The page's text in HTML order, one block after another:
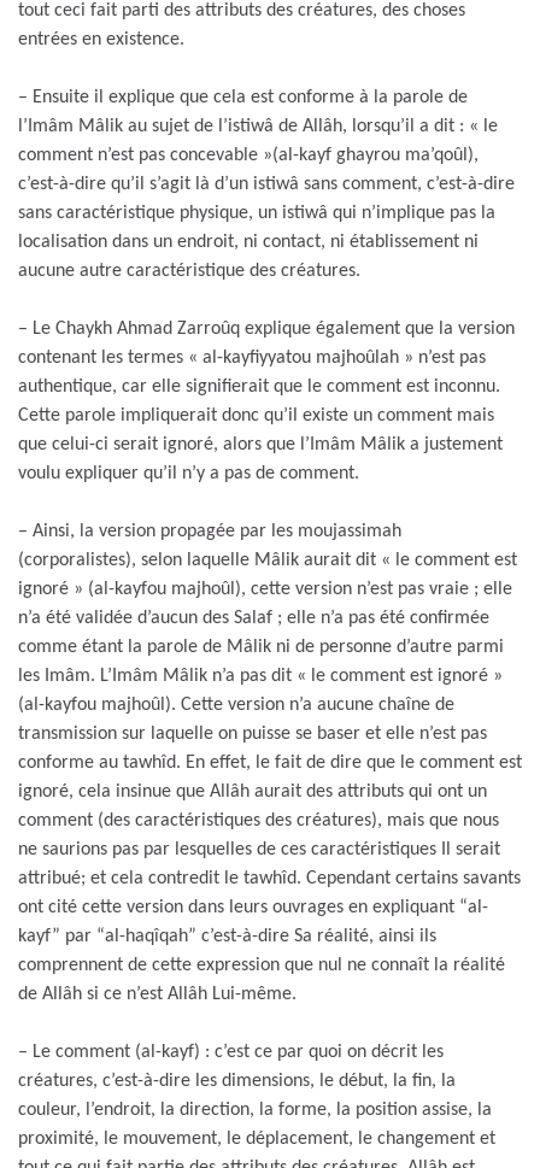
tout ceci fait parti des attributs des créatures, des choses
entrées en existence.
– Ensuite il explique que cela est conforme à la parole de
l’Imâm Mâlik au sujet de l’istiwâ de Allâh, lorsqu’il a dit : « le
comment n’est pas concevable »(al-kayf ghayrou ma’qoûl),
c’est-à-dire qu’il s’agit là d’un istiwâ sans comment, c’est-à-dire
sans caractéristique physique, un istiwâ qui n’implique pas la
localisation dans un endroit, ni contact, ni établissement ni
aucune autre caractéristique des créatures.
– Le Chaykh Ahmad Zarroûq explique également que la version
contenant les termes « al-kayfiyyatou majhoûlah » n’est pas
authentique, car elle signifierait que le comment est inconnu.
Cette parole impliquerait donc qu’il existe un comment mais
que celui-ci serait ignoré, alors que l’Imâm Mâlik a justement
voulu expliquer qu’il n’y a pas de comment.
– Ainsi, la version propagée par les moujassimah
(corporalistes), selon laquelle Mâlik aurait dit « le comment est
ignoré » (al-kayfou majhoûl), cette version n’est pas vraie ; elle
n’a été validée d’aucun des Salaf ; elle n’a pas été confirmée
comme étant la parole de Mâlik ni de personne d’autre parmi
les Imâm. L’Imâm Mâlik n’a pas dit « le comment est ignoré »
(al-kayfou majhoûl). Cette version n’a aucune chaîne de
transmission sur laquelle on puisse se baser et elle n’est pas
conforme au tawhîd. En effet, le fait de dire que le comment est
ignoré, cela insinue que Allâh aurait des attributs qui ont un
comment (des caractéristiques des créatures), mais que nous
ne saurions pas par lesquelles de ces caractéristiques Il serait
attribué; et cela contredit le tawhîd. Cependant certains savants
ont cité cette version dans leurs ouvrages en expliquant “al-
kayf” par “al-haqîqah” c’est-à-dire Sa réalité, ainsi ils
comprennent de cette expression que nul ne connaît la réalité
de Allâh si ce n’est Allâh Lui-même.
– Le comment (al-kayf) : c’est ce par quoi on décrit les
créatures, c’est-à-dire les dimensions, le début, la fin, la
couleur, l’endroit, la direction, la forme, la position assise, la
proximité, le mouvement, le déplacement, le changement et